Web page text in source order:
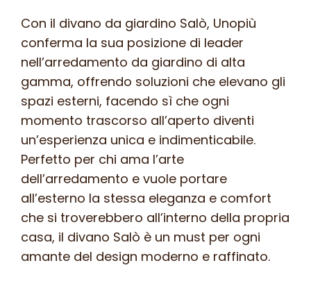
Con il divano da giardino Salò, Unopiù
conferma la sua posizione di leader
nell’arredamento da giardino di alta
gamma, offrendo soluzioni che elevano gli
spazi esterni, facendo sì che ogni
momento trascorso all’aperto diventi
un’esperienza unica e indimenticabile.
Perfetto per chi ama l’arte
dell’arredamento e vuole portare
all’esterno la stessa eleganza e comfort
che si troverebbero all’interno della propria
casa, il divano Salò è un must per ogni
amante del design moderno e raffinato.